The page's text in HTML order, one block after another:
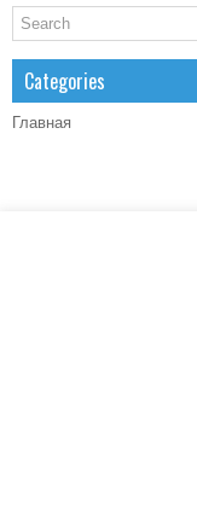
Categories
Главная